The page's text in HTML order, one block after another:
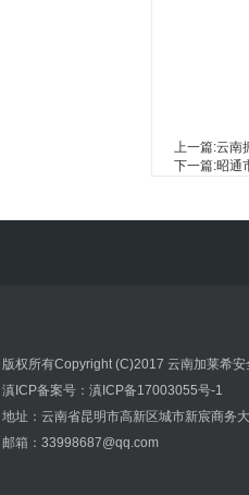
上一篇:云南
下一篇:昭通
版权所有Copyright (C)2017 云南加莱希
滇ICP备案号：滇ICP备17003055号-1
地址：云南省昆明市高新区城市新宸商务
邮箱：33998687@qq.com